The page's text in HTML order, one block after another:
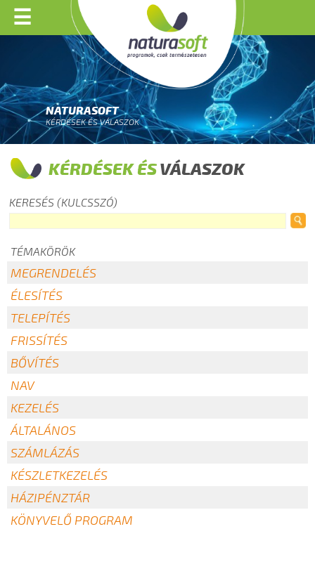
☰
NATURASOFT
KÉRDÉSEK ÉS VÁLASZOK
KÉRDÉSEK ÉSVÁLASZOK
KERESÉS (KULCSSZÓ)
TÉMAKÖRÖK
MEGRENDELÉS
ÉLESÍTÉS
TELEPÍTÉS
FRISSÍTÉS
BŐVÍTÉS
NAV
KEZELÉS
ÁLTALÁNOS
SZÁMLÁZÁS
KÉSZLETKEZELÉS
HÁZIPÉNZTÁR
KÖNYVELŐ PROGRAM